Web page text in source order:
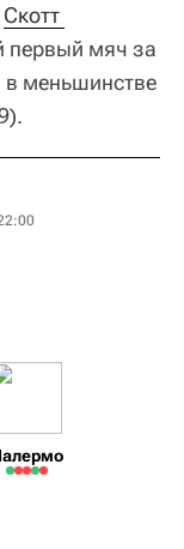
Скотт
первый мяч за
меньшинстве